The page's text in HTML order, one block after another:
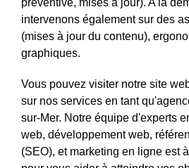
préventive, mises à jour). A la
intervenons également sur des
(mises à jour du contenu),
graphiques.
Vous pouvez visiter notre site
sur nos services en tant
sur-Mer. Notre équipe d'experts
web, développement web,
(SEO), et marketing en ligne est